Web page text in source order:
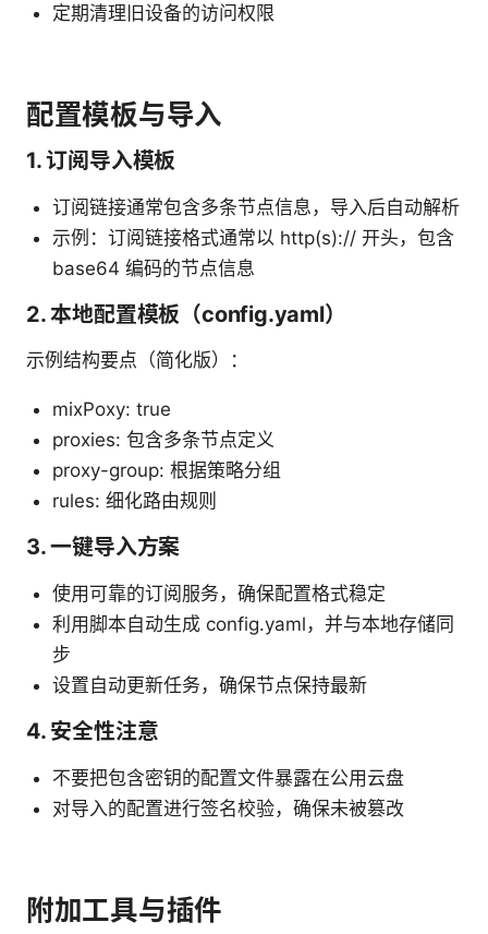
定期清理旧设备的访问权限
配置模板与导入
1. 订阅导入模板
订阅链接通常包含多条节点信息，导入后自动解析
示例：订阅链接格式通常以 http(s):// 开头，包含
base64 编码的节点信息
2. 本地配置模板（config.yaml）
示例结构要点（简化版）：
mixPoxy: true
proxies: 包含多条节点定义
proxy-group: 根据策略分组
rules: 细化路由规则
3. 一键导入方案
使用可靠的订阅服务，确保配置格式稳定
利用脚本自动生成 config.yaml，并与本地存储同
步
设置自动更新任务，确保节点保持最新
4. 安全性注意
不要把包含密钥的配置文件暴露在公用云盘
对导入的配置进行签名校验，确保未被篡改
附加工具与插件